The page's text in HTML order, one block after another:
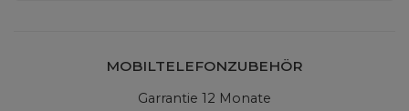
MOBILTELEFONZUBEHÖR
Garrantie 12 Monate